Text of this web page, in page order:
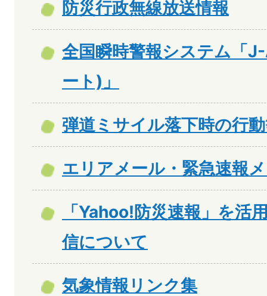
防災行政無線放送情報
全国瞬時警報システム「
ート)」
弾道ミサイル落下時の行
エリアメール・緊急速報
「Yahoo!防災速報」を活
信について
気象情報リンク集